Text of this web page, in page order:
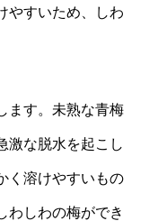
やすいため、しわ
ます。未熟な青梅
激な脱水を起こし
く溶けやすいもの
わしわの梅ができ